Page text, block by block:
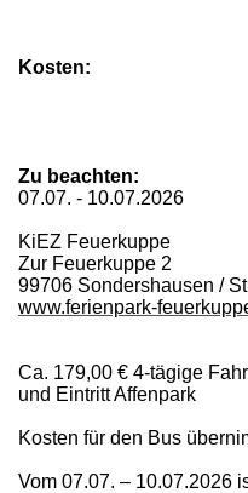
Kosten:
Zu beachten:
07.07. - 10.07.2026
KiEZ Feuerkuppe
Zur Feuerkuppe 2
99706 Sondershausen /
www.ferienpark-
Ca. 179,00 € 4-tägige
und Eintritt Affenpark
Kosten für den Bus
Vom 07.07. – 10.07.2026